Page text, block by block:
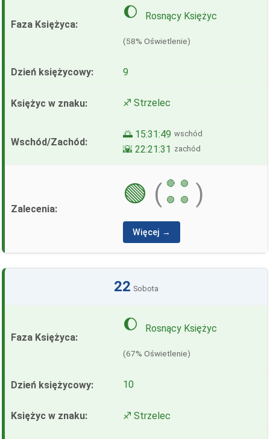
🌔 Rosnący Księżyc
(58% Oświetlenie)
9
♐ Strzelec
🌅 15:31:49 wschód
🌇 22:21:31 zachód
🟢 ( 🔴
🟢
🟢
🟢 )
Więcej →
22 Sobota
🌔 Rosnący Księżyc
(67% Oświetlenie)
10
♐ Strzelec